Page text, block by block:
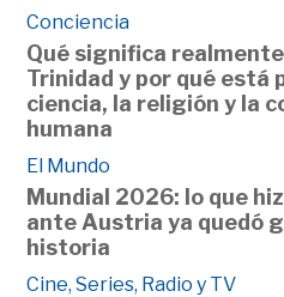
Conciencia
Qué significa
Trinidad y por qué está
ciencia, la religión y la
humana
El Mundo
Mundial 2026: lo que
ante Austria ya quedó
historia
Cine, Series, Radio y TV